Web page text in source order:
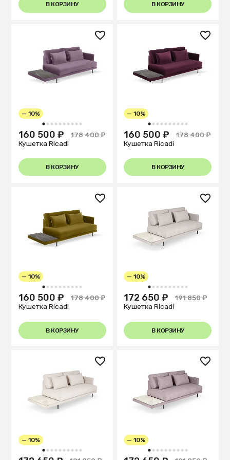
В КОРЗИНУ В КОРЗИНУ
1 2 3 4 5 6 7 8 9 10
— 10%
160 500 ₽
178 400 ₽
Кушетка Ricadi
В КОРЗИНУ
1 2 3 4 5 6 7 8 9 10
— 10%
160 500 ₽
178 400 ₽
Кушетка Ricadi
В КОРЗИНУ
1 2 3 4 5 6 7 8 9 10
— 10%
160 500 ₽
178 400 ₽
Кушетка Ricadi
В КОРЗИНУ
1 2 3 4 5 6 7 8 9 10
— 10%
172 650 ₽
191 850 ₽
Кушетка Ricadi
В КОРЗИНУ
1 2 3 4 5 6 7 8 9 10
— 10%
1 2 3 4 5 6 7 8 9 10
— 10%